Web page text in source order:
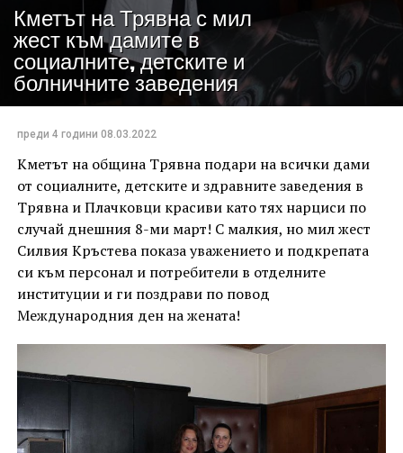
Кметът на Трявна с мил
жест към дамите в
социалните, детските и
болничните заведения
преди 4 години 08.03.2022
Кметът на община Трявна подари на всички дами
от социалните, детските и здравните заведения в
Трявна и Плачковци красиви като тях нарциси по
случай днешния 8-ми март! С малкия, но мил жест
Силвия Кръстева показа уважението и подкрепата
си към персонал и потребители в отделните
институции и ги поздрави по повод
Международния ден на жената!